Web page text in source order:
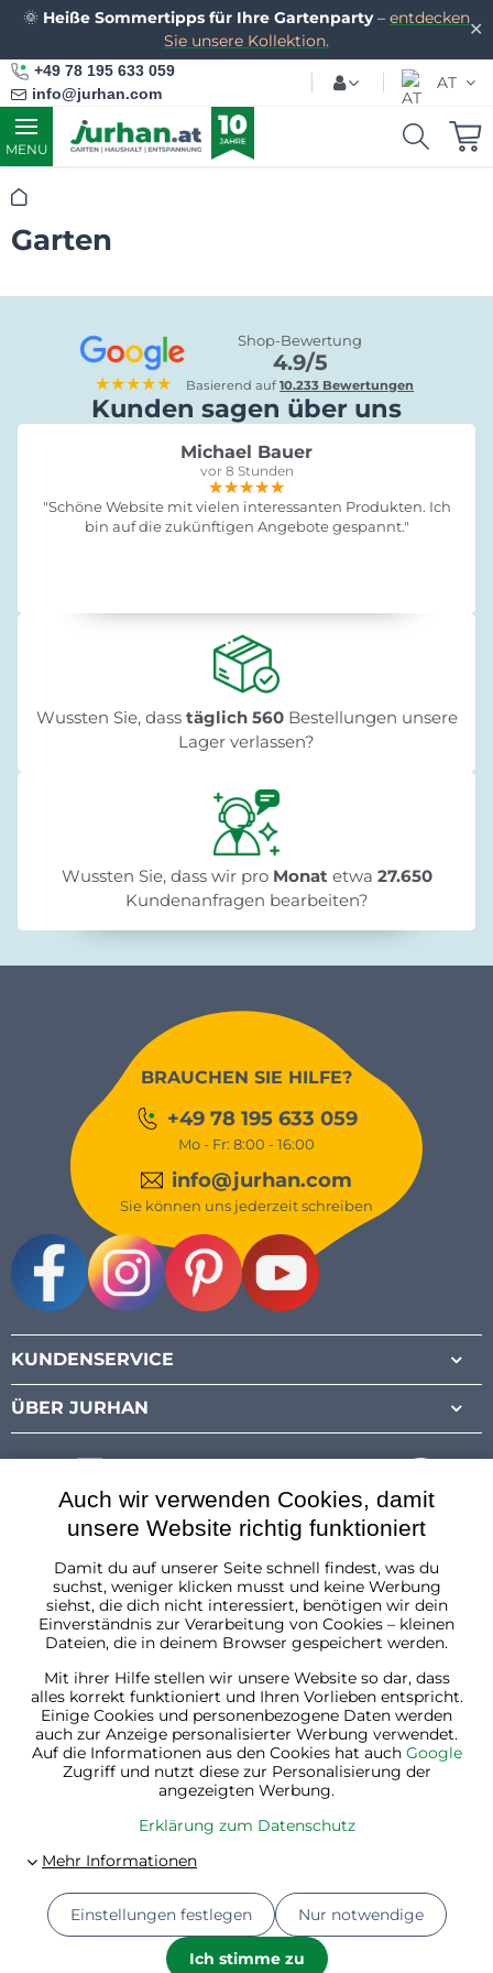
✕
🌞 Heiße Sommertipps für Ihre Gartenparty– entdecken
Sie unsere Kollektion.
+49 78 195 633 059
info@jurhan.com
AT
MENU
Startseite
Garten
★★★★★
Shop-Bewertung
4.9/5
Basierend auf10.233 Bewertungen
Kunden sagen über uns
Michael Bauer
vor 8 Stunden
★★★★★
★★★★★
★★★★★
"Schöne Website mit vielen interessanten Produkten. Ich
bin auf die zukünftigen Angebote gespannt."
Wussten Sie, dass täglich 560Bestellungen unsere
Lager verlassen?
Wussten Sie, dass wir pro Monat etwa 27.650
Kundenanfragen bearbeiten?
BRAUCHEN SIE HILFE?
+49 78 195 633 059
Mo - Fr: 8:00 - 16:00
info@jurhan.com
Sie können uns jederzeit schreiben
KUNDENSERVICE
ÜBER JURHAN
Österreich
© 2026 Jurhan.at 💚 | Alle Rechte vorbehalten
Datenschutz-Einstellungen
Erklärung zum Datenschutz
Auch wir verwenden Cookies, damit
unsere Website richtig funktioniert
Damit du auf unserer Seite schnell findest, was du
suchst, weniger klicken musst und keine Werbung
siehst, die dich nicht interessiert, benötigen wir dein
Einverständnis zur Verarbeitung von Cookies – kleinen
Dateien, die in deinem Browser gespeichert werden.
Mit ihrer Hilfe stellen wir unsere Website so dar, dass
alles korrekt funktioniert und Ihren Vorlieben entspricht.
Einige Cookies und personenbezogene Daten werden
auch zur Anzeige personalisierter Werbung verwendet.
Auf die Informationen aus den Cookies hat auch Google
Zugriff und nutzt diese zur Personalisierung der
angezeigten Werbung.
Erklärung zum Datenschutz
Einstellungen festlegen
Ich stimme zu
Nur notwendige